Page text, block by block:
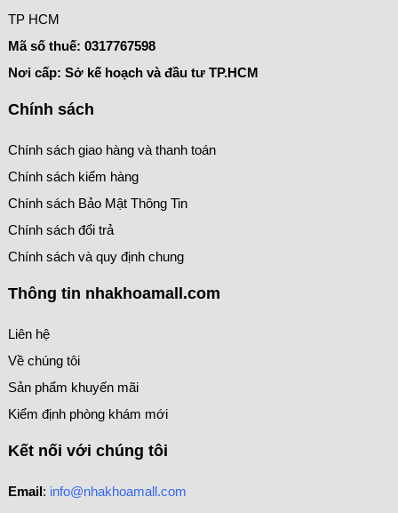
TP HCM
Mã số thuế: 0317767598
Nơi cấp: Sở kế hoạch và đầu tư TP.HCM
Chính sách
Chính sách giao hàng và thanh toán
Chính sách kiểm hàng
Chính sách Bảo Mật Thông Tin
Chính sách đổi trả
Chính sách và quy định chung
Thông tin nhakhoamall.com
Liên hệ
Về chúng tôi
Sản phẩm khuyến mãi
Kiểm định phòng khám mới
Kết nối với chúng tôi
Email: info@nhakhoamall.com